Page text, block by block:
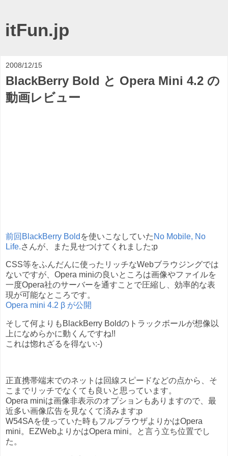
itFun.jp
2008/12/15
BlackBerry Bold と Opera Mini 4.2 の
動画レビュー
前回BlackBerry Bold を使いこなしていた No Mobile, No
Life.さんが、また見せつけてくれました;p
CSS等をふんだんに使ったリッチなWebブラウジングでは
ないですが、Opera miniの良いところは画像やファイルを
一度Opera社のサーバーを通すことで圧縮し、効率的な表
現が可能なところです。
Opera mini 4.2 β が公開
そして何よりもBlackBerry Boldのトラックボールが想像以
上になめらかに動くんですね!!
これは惚れざるを得ない:-)
正直携帯端末でのネットは回線スピードなどの点から、そ
こまでリッチでなくても良いと思っています。
Opera miniは画像非表示のオプションもありますので、最
近多い画像広告を見なくて済みます;p
W54SAを使っていた時もフルブラウザよりかはOpera
mini。EZWebよりかはOpera mini。と言う立ち位置でし
た。